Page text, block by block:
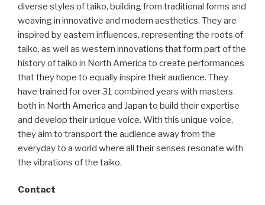
diverse styles of taiko, building from traditional forms and
weaving in innovative and modern aesthetics. They are
inspired by eastern influences, representing the roots of
taiko, as well as western innovations that form part of the
history of taiko in North America to create performances
that they hope to equally inspire their audience. They
have trained for over 31 combined years with masters
both in North America and Japan to build their expertise
and develop their unique voice. With this unique voice,
they aim to transport the audience away from the
everyday to a world where all their senses resonate with
the vibrations of the taiko.
Contact